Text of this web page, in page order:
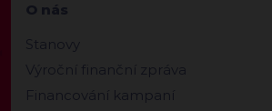
O nás
Stanovy
Výroční finanční zpráva
Financování kampaní